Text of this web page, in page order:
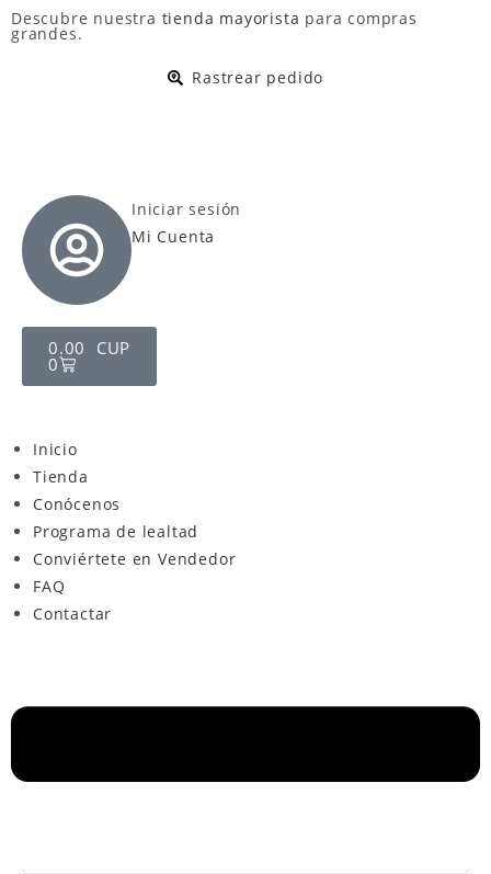
Descubre nuestra tienda mayorista para compras
grandes.
Rastrear pedido
Iniciar sesión
Mi Cuenta
0.00 CUP
0
Inicio
Tienda
Conócenos
Programa de lealtad
Conviértete en Vendedor
FAQ
Contactar